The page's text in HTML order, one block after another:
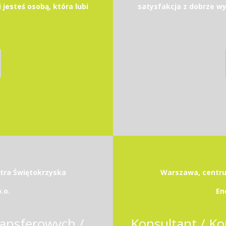
jesteś osobą, która lubi satysfakcja z dobrze
Świętokrzyska
Warszawa,